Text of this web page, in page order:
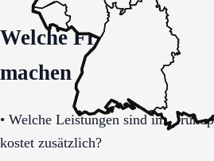
Welche Fragen den
machen
• Welche Leistungen sind im
kostet zusätzlich?